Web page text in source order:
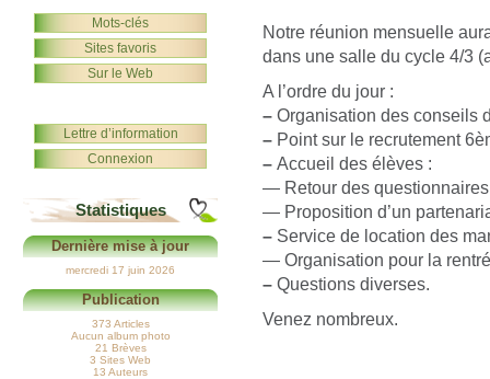
Notre réunion mensuelle
dans une salle du cycle 4/3
A l’ordre du jour :
– Organisation des conseils
– Point sur le recrutement
– Accueil des élèves :
— Retour des
— Proposition d’un
– Service de location des
— Organisation pour la
– Questions diverses.
Venez nombreux.
Mots-clés
Sites favoris
Sur le Web
Lettre d’information
Connexion
Statistiques
Dernière mise à jour
mercredi 17 juin 2026
Publication
373 Articles
Aucun album photo
21 Brèves
3 Sites Web
13 Auteurs